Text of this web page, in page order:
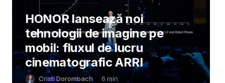
HONOR lansează noi
tehnologii de imagine pe
mobil: fluxul de lucru
cinematografic ARRI
Cristi Dorombach 6 min